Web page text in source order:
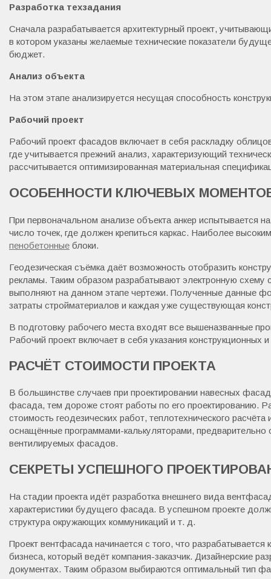
Разработка техзадания
Сначала разрабатывается архитектурный проект,
в котором указаны желаемые технические показатели
бюджет.
Анализ объекта
На этом этапе анализируется несущая способность
Рабочий проект
Рабочий проект фасадов включает в себя раскладку
где учитывается прежний анализ, характеризующий
рассчитывается оптимизированная материальная
ОСОБЕННОСТИ КЛЮЧЕВЫХ
При первоначальном анализе объекта анкер испытывается
число точек, где должен крепиться каркас. Наиболее
пенобетонные блоки.
Геодезическая съёмка даёт возможность отобразить
рекламы. Таким образом разрабатывают электронную
выполняют на данном этапе чертежи. Полученные данные
затраты стройматериалов и каждая уже существующая
В подготовку рабочего места входят все вышеназванные
Рабочий проект включает в себя указания
РАСЧЁТ СТОИМОСТИ ПРОЕКТА
В большинстве случаев при проектировании навесных
фасада, тем дороже стоят работы по его проектированию.
стоимость геодезических работ, теплотехнического
оснащённые программами-калькуляторами,
вентилируемых фасадов.
СЕКРЕТЫ УСПЕШНОГО
На стадии проекта идёт разработка внешнего вида
характеристики будущего фасада. В успешном проекте
структура окружающих коммуникаций и т. д.
Проект вентфасада начинается с того, что
бизнеса, который ведёт компания-заказчик. Дизайнерские
документах. Таким образом выбираются оптимальный тип